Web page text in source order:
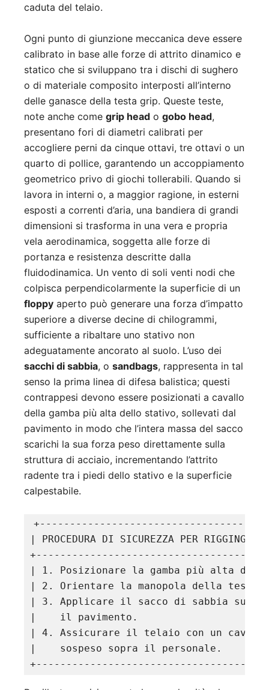
caduta del telaio.
Ogni punto di giunzione meccanica deve essere
calibrato in base alle forze di attrito dinamico e
statico che si sviluppano tra i dischi di sughero
o di materiale composito interposti all’interno
delle ganasce della testa grip. Queste teste,
note anche come grip head o gobo head,
presentano fori di diametri calibrati per
accogliere perni da cinque ottavi, tre ottavi o un
quarto di pollice, garantendo un accoppiamento
geometrico privo di giochi tollerabili. Quando si
lavora in interni o, a maggior ragione, in esterni
esposti a correnti d’aria, una bandiera di grandi
dimensioni si trasforma in una vera e propria
vela aerodinamica, soggetta alle forze di
portanza e resistenza descritte dalla
fluidodinamica. Un vento di soli venti nodi che
colpisca perpendicolarmente la superficie di un
floppy aperto può generare una forza d’impatto
superiore a diverse decine di chilogrammi,
sufficiente a ribaltare uno stativo non
adeguatamente ancorato al suolo. L’uso dei
sacchi di sabbia, o sandbags, rappresenta in tal
senso la prima linea di difesa balistica; questi
contrappesi devono essere posizionati a cavallo
della gamba più alta dello stativo, sollevati dal
pavimento in modo che l’intera massa del sacco
scarichi la sua forza peso direttamente sulla
struttura di acciaio, incrementando l’attrito
radente tra i piedi dello stativo e la superficie
calpestabile.
| PROCEDURA DI SICUREZZA PER
| 1. Posizionare la gamba più alta
| 2. Orientare la manopola della
| 3. Applicare il sacco di sabbia sulla
|    il pavimento.
| 4. Assicurare il telaio con un
|    sospeso sopra il